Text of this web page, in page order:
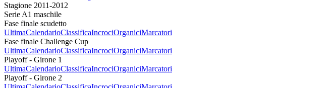
Stagione 2011-2012
Serie A1 maschile
Fase finale scudetto
UltimaCalendarioClassificaIncrociOrganiciMarcatori
Fase finale Challenge Cup
UltimaCalendarioClassificaIncrociOrganiciMarcatori
Playoff - Girone 1
UltimaCalendarioClassificaIncrociOrganiciMarcatori
Playoff - Girone 2